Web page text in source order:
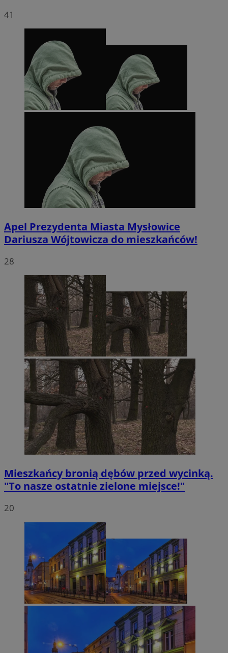
41
Apel Prezydenta Miasta Mysłowice
Dariusza Wójtowicza do mieszkańców!
28
Mieszkańcy bronią dębów przed wycinką.
"To nasze ostatnie zielone miejsce!"
20